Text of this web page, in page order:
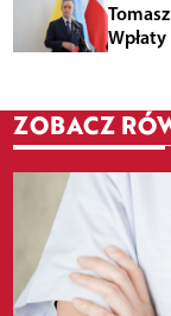
ZOBACZ